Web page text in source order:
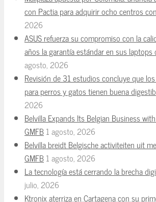
con Pactia para adquirir ocho centros
2026
ASUS refuerza su compromiso con la
años la garantía estándar en sus laptops
agosto, 2026
Revisión de 31 estudios concluye que
para perros y gatos tienen buena
2026
Belvilla Expands Its Belgian Business
GMFB1 agosto, 2026
Belvilla breidt Belgische activiteiten uit
GMFB1 agosto, 2026
La tecnología está cerrando la brecha
julio, 2026
Ktronix aterriza en Cartagena con su